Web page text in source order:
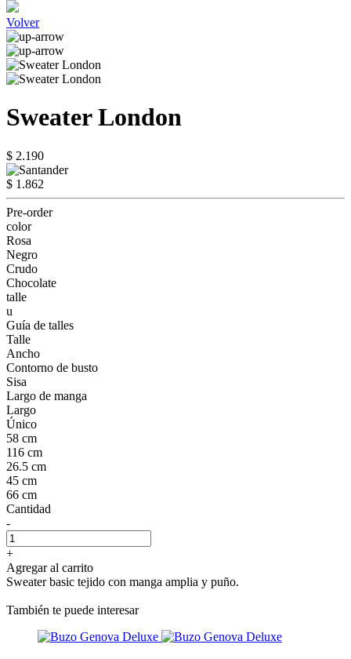
Volver
Sweater London
$ 2.190
$ 1.862
Pre-order
color
Rosa
Negro
Crudo
Chocolate
talle
u
Guía de talles
Talle
Ancho
Contorno de busto
Sisa
Largo de manga
Largo
Único
58 cm
116 cm
26.5 cm
45 cm
66 cm
Cantidad
-
+
Agregar al carrito
Sweater basic tejido con manga amplia y puño.
También te puede interesar